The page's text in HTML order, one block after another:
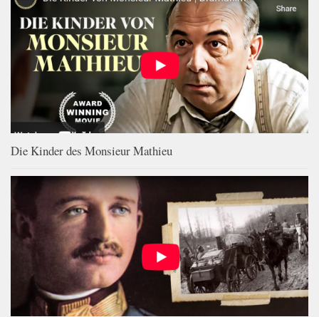
Die Kinder des Monsieur Mathieu